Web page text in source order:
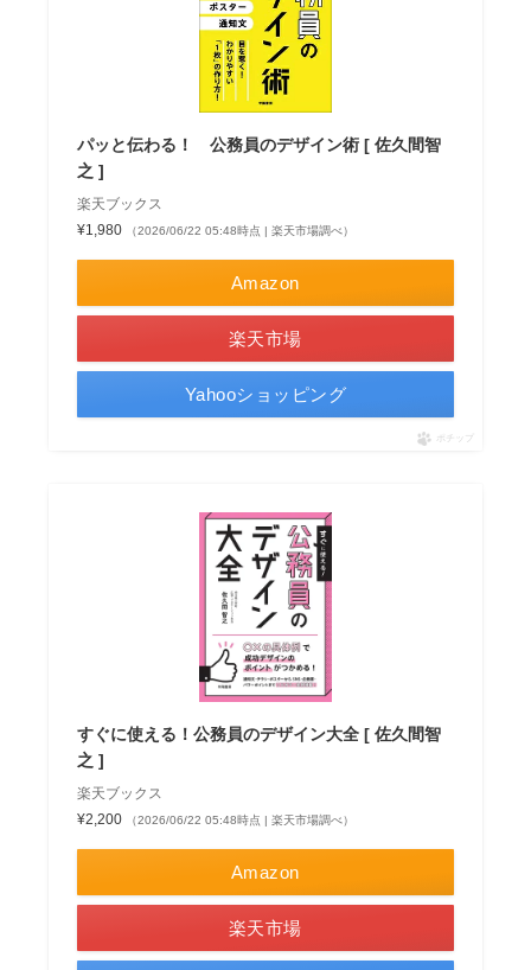
パッと伝わる！ 公務員のデザイン術 [ 佐久間智
之 ]
楽天ブックス
¥1,980
（2026/06/22 05:48時点 | 楽天市場調べ）
Amazon
楽天市場
Yahooショッピング
ポチップ
すぐに使える！公務員のデザイン大全 [ 佐久間智
之 ]
楽天ブックス
¥2,200
（2026/06/22 05:48時点 | 楽天市場調べ）
Amazon
楽天市場